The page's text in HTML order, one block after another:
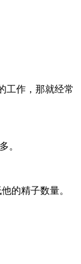
工作，那就经常
。
的精子数量。